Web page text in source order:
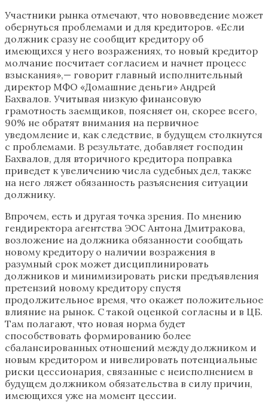
Участники рынка отмечают, что нововведение может
обернуться проблемами и для кредиторов. «Если
должник сразу не сообщит кредитору об
имеющихся у него возражениях, то новый кредитор
молчание посчитает согласием и начнет процесс
взыскания»,— говорит главный исполнительный
директор МФО «Домашние деньги» Андрей
Бахвалов. Учитывая низкую финансовую
грамотность заемщиков, поясняет он, скорее всего,
90% не обратят внимания на первичное
уведомление и, как следствие, в будущем столкнутся
с проблемами. В результате, добавляет господин
Бахвалов, для вторичного кредитора поправка
приведет к увеличению числа судебных дел, также
на него ляжет обязанность разъяснения ситуации
должнику.
Впрочем, есть и другая точка зрения. По мнению
гендиректора агентства ЭОС Антона Дмитракова,
возложение на должника обязанности сообщать
новому кредитору о наличии возражения в
разумный срок может дисциплинировать
должников и минимизировать риски предъявления
претензий новому кредитору спустя
продолжительное время, что окажет положительное
влияние на рынок. С такой оценкой согласны и в ЦБ.
Там полагают, что новая норма будет
способствовать формированию более
сбалансированных отношений между должником и
новым кредитором и нивелировать потенциальные
риски цессионария, связанные с неисполнением в
будущем должником обязательства в силу причин,
имеющихся уже на момент цессии.